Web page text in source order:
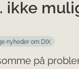
ikke
nyheder om DIX
på